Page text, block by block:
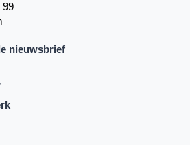
99
nieuwsbrief